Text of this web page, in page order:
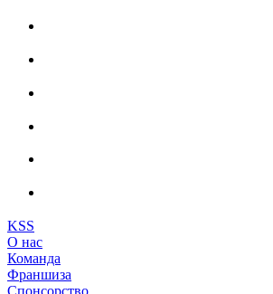
KSS
О нас
Команда
Франшиза
Спонсорство